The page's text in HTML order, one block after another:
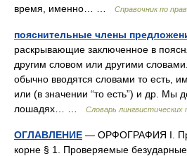
время, именно… …
Справочник по
пояснительные члены
раскрывающие заключенное в
другим словом или другими
обычно вводятся словами то есть,
или (в значении “то есть”) и др. Мы
лошадях… …
Словарь лингвистических
ОГЛАВЛЕНИЕ — ОРФОГРАФИЯ I.
корне § 1. Проверяемые безударные